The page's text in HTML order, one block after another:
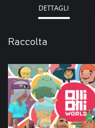
DETTAGLI
Raccolta